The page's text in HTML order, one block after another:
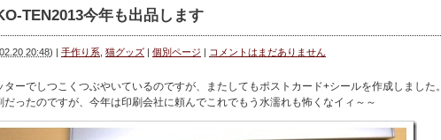
TEN2013今年も出品します
20:48) | 手作り系 猫グッズ | 個別ページ | コメントはまだありません
ターでしつこくつぶやいているのですが、またしてもポストカード+シールを作成しました。
だったのですが、今年は印刷会社に頼んでこれでもう水濡れも怖くなイィ～～